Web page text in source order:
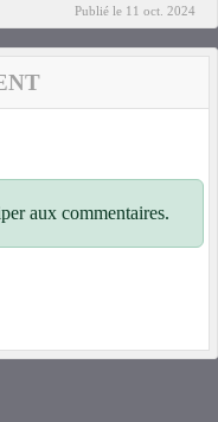
Publié le 11 oct. 2024
aux commentaires.